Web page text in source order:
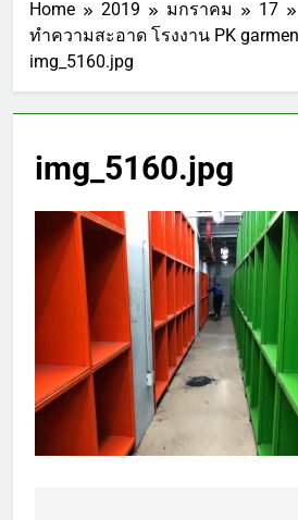
Home 2019 มกราคม
17
ทำความสะอาด โรงงาน PK
img_5160.jpg
img_5160.jpg